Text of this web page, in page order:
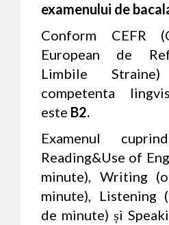
examenului de
Conform CEFR
European de
Limbile
competenta
este B2.
Examenul
Reading&Use of
minute), Writing
minute), Listening
de minute) și